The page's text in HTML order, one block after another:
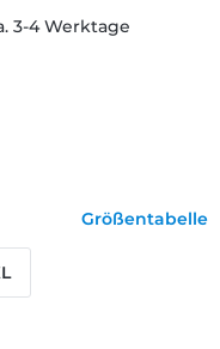
3-4 Werktage
Größentabelle